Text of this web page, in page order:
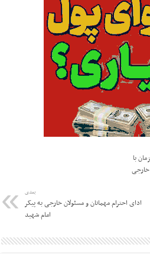
با
خارجی
بعدی
ادای احترام مهمانان و مسئولان خارجی به پیکر
امام شهید